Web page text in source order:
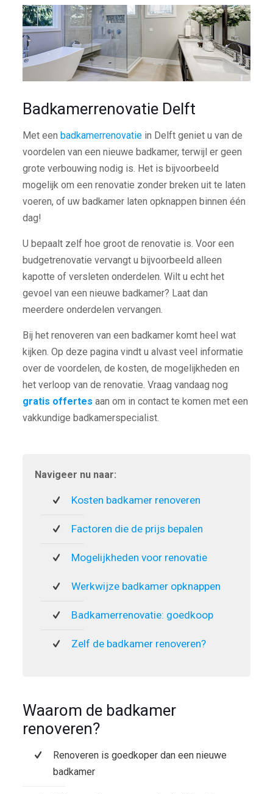
Badkamerrenovatie Delft
Met een badkamerrenovatiein Delft geniet u van de
voordelen van een nieuwe badkamer, terwijl er geen
grote verbouwing nodig is. Het is bijvoorbeeld
mogelijk om een renovatie zonder breken uit te laten
voeren, of uw badkamer laten opknappen binnen één
dag!
U bepaalt zelf hoe groot de renovatie is. Voor een
budgetrenovatie vervangt u bijvoorbeeld alleen
kapotte of versleten onderdelen. Wilt u echt het
gevoel van een nieuwe badkamer? Laat dan
meerdere onderdelen vervangen.
Bij het renoveren van een badkamer komt heel wat
kijken. Op deze pagina vindt u alvast veel informatie
over de voordelen, de kosten, de mogelijkheden en
het verloop van de renovatie. Vraag vandaag nog
gratis offertes aan om in contact te komen met een
vakkundige badkamerspecialist.
Navigeer nu naar:
Kosten badkamer renoveren
Factoren die de prijs bepalen
Mogelijkheden voor renovatie
Werkwijze badkamer opknappen
Badkamerrenovatie: goedkoop
Zelf de badkamer renoveren?
Waarom de badkamer
renoveren?
Renoveren is goedkoper dan een nieuwe
badkamer